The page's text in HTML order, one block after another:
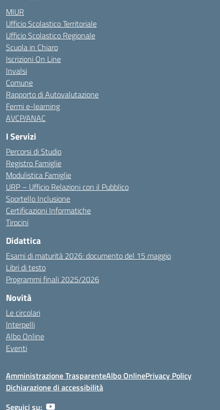
MIUR
Ufficio Scolastico Territoriale
Ufficio Scolastico Regionale
Scuola in Chiaro
Iscrizioni On Line
Invalsi
Comune
Rapporto di Autovalutazione
Fermi e-learning
AVCP/ANAC
I Servizi
Percorsi di Studio
Registro Famiglie
Modulistica Famiglie
URP – Ufficio Relazioni con il Pubblico
Sportello Inclusione
Certificazioni Informatiche
Tirocini
Didattica
Esami di maturità 2026: documento del 15 maggio
Libri di testo
Programmi finali 2025/2026
Novità
Le circolari
Interpelli
Albo Online
Eventi
Amministrazione TrasparenteAlbo OnlinePrivacy Policy
Dichiarazione di accessibilità
Seguici su: